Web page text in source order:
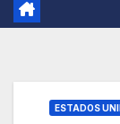
ESTADOS